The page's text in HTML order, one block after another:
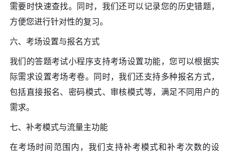
需要时快速查找。同时，我们还可以记录您的历史错题，
方便您进行针对性的复习。
六、考场设置与报名方式
我们的答题考试小程序支持考场设置功能，您可以根据实
际需求设置考场考卷。同时，我们还支持多种报名方式，
包括直接报名、密码模式、审核模式等，满足不同用户的
需求。
七、补考模式与流量主功能
在考场时间范围内，我们支持补考模式和补考次数的设